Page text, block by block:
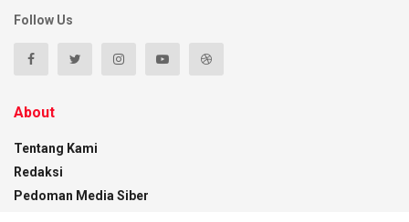
Follow Us
About
Tentang Kami
Redaksi
Pedoman Media Siber